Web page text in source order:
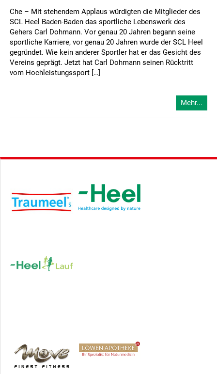
Che – Mit stehendem Applaus würdigten die Mitglieder des
SCL Heel Baden-Baden das sportliche Lebenswerk des
Gehers Carl Dohmann. Vor genau 20 Jahren begann seine
sportliche Karriere, vor genau 20 Jahren wurde der SCL Heel
gegründet. Wie kein anderer Sportler hat er das Gesicht des
Vereins geprägt. Jetzt hat Carl Dohmann seinen Rücktritt
vom Hochleistungssport […]
Mehr...